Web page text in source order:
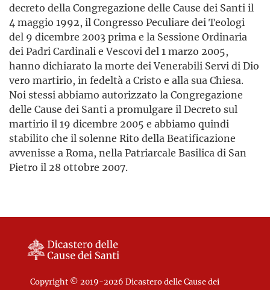
decreto della Congregazione delle Cause dei Santi il
4 maggio 1992, il Congresso Peculiare dei Teologi
del 9 dicembre 2003 prima e la Sessione Ordinaria
dei Padri Cardinali e Vescovi del 1 marzo 2005,
hanno dichiarato la morte dei Venerabili Servi di Dio
vero martirio, in fedeltà a Cristo e alla sua Chiesa.
Noi stessi abbiamo autorizzato la Congregazione
delle Cause dei Santi a promulgare il Decreto sul
martirio il 19 dicembre 2005 e abbiamo quindi
stabilito che il solenne Rito della Beatificazione
avvenisse a Roma, nella Patriarcale Basilica di San
Pietro il 28 ottobre 2007.
Copyright © 2019-2026 Dicastero delle Cause dei